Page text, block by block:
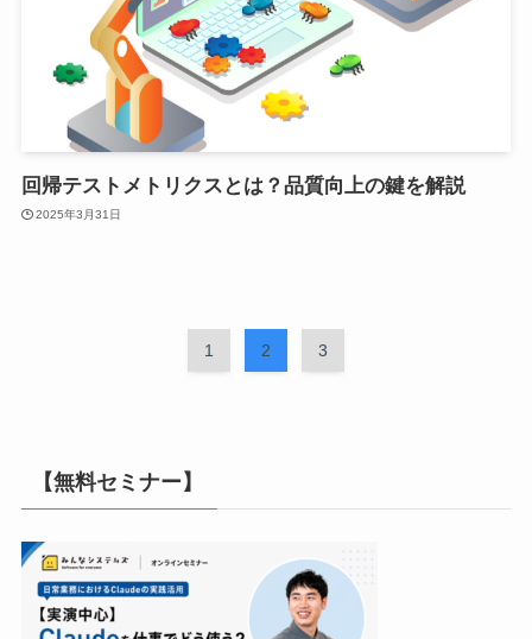
回帰テストメトリクスとは？品質向上の鍵を解説
2025年3月31日
1 2 3
【無料セミナー】